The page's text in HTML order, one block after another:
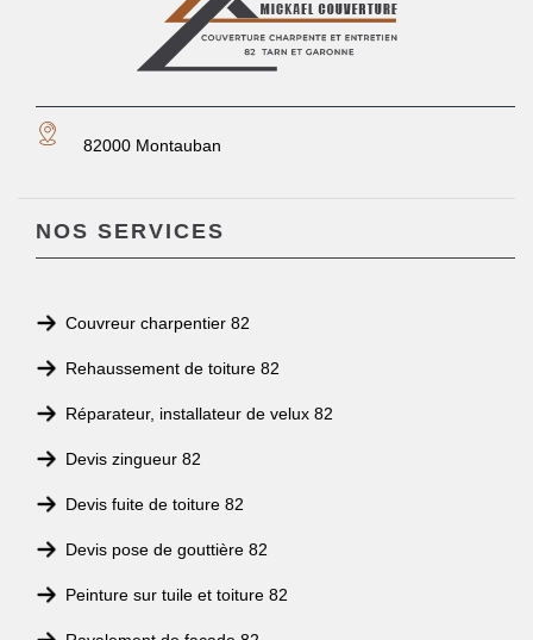
82000 Montauban
NOS SERVICES
Couvreur charpentier 82
Rehaussement de toiture 82
Réparateur, installateur de velux 82
Devis zingueur 82
Devis fuite de toiture 82
Devis pose de gouttière 82
Peinture sur tuile et toiture 82